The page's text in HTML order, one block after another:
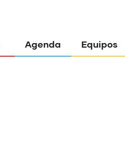
Agenda Equipos